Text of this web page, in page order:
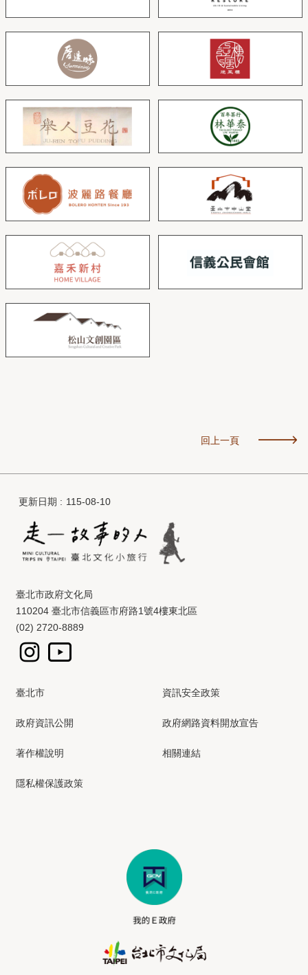
回上一頁
更新日期 115-08-10
臺北市政府文化局
110204 臺北市信義區市府路1號4樓東北區
(02) 2720-8889
臺北市
政府資訊公開
著作權說明
隱私權保護政策
資訊安全政策
政府網路資料開放宣告
相關連結